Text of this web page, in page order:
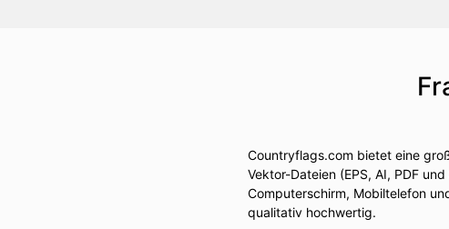
Countryflags.com bietet eine
Vektor-Dateien (EPS, AI, PDF
Computerschirm, Mobiltelefon
qualitativ hochwertig.